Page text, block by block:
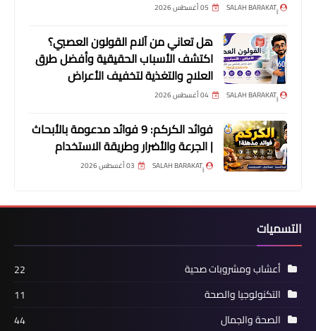
05 أغسطس 2026
هل تعاني من آلام القولون العصبي؟
اكتشف الأسباب الحقيقية وأفضل طرق
العلاج والتغذية لتخفيف الأعراض
04 أغسطس 2026
فوائد الكركم: 9 فوائد مدعومة بالأبحاث
| الجرعة والأضرار وطريقة الاستخدام
03 أغسطس 2026
التسميات
أعشاب ومشروبات صحية
22
التكنولوجيا والصحة
11
الصحة والجمال
44